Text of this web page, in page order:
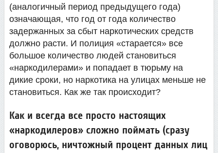
(аналогичный период предыдущего года)
означающая, что год от года количество
задержанных за сбыт наркотических средств
должно расти. И полиция «старается» все
большое количество людей становиться
«наркодилерами» и попадает в тюрьму на
дикие сроки, но наркотика на улицах меньше не
становиться. Как же так происходит?
Как и всегда все просто настоящих
«наркодилеров» сложно поймать (сразу
оговорюсь, ничтожный процент данных лиц